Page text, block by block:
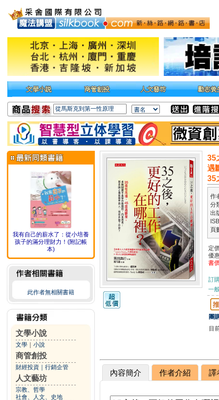
我有自己的薪水了：從小培養
孩子的滿分理財力！(附記帳
本)
此作者無相關書籍
文學小說
文學 小說
商管創投
財經投資 行銷企管
人文藝坊
宗教、哲學
社會、人文、史地
35
遇
35
作
分
出
頁
定
優
書
訂
一
團
目
內容簡介 作者介紹 譯